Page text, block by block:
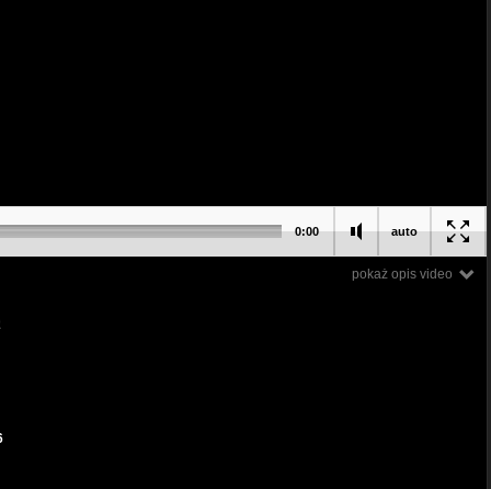
auto
0:00
pokaż opis video